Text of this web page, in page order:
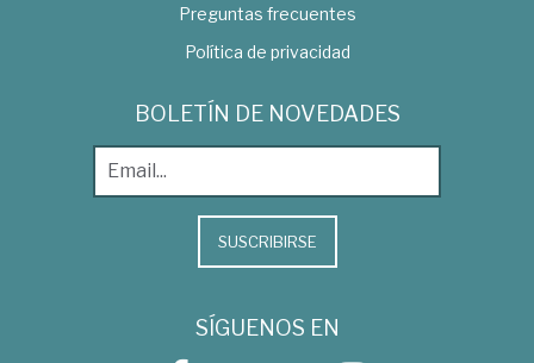
Preguntas frecuentes
Política de privacidad
BOLETÍN DE NOVEDADES
SUSCRIBIRSE
SÍGUENOS EN